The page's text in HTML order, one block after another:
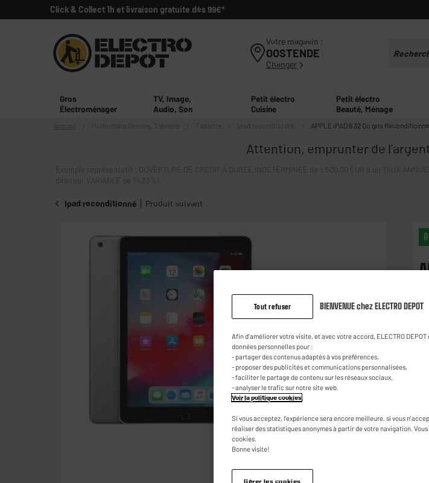
Click & Collect 1h et livraison gratuite dès 99€*
Votre magasin :
OOSTENDE
Changer
Gros
Électroménager
TV, Image,
Audio, Son
Petit électro
Cuisine
Petit électro
Beauté, Ménage
Accueil Gaming, Tablette Tablette Ipad reconditionné APPLE iPAD 6 32 Go gris
Attention, emprunter de
Exemple représentatif : OUVERTURE DE CRÉDIT À DURÉE INDÉTERMINÉE de 1.500,00 EUR à un TAUX
débiteur VARIABLE de 14,23%).
Ipad reconditionné Produit suivant
Tout refuser BIENVENUE chez ELECTRO DEPOT
Afin d'améliorer votre visite, et avec votre accord, ELECTRO
données personnelles pour :
- partager des contenus adaptés à vos préférences,
- proposer des publicités et communications personnalisées,
- faciliter le partage de contenu sur les réseaux sociaux,
- analyser le trafic sur notre site web.
Voir la politique cookies
Si vous acceptez, l'expérience sera encore meilleure, si vous
réaliser des statistiques anonymes à partir de votre navigation.
cookies.
Bonne visite!